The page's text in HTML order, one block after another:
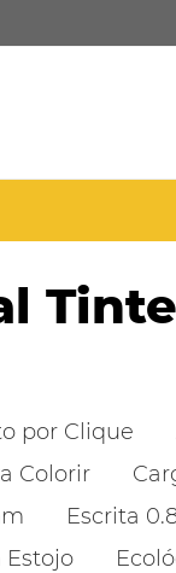
por Clique
Colorir
Escrita
Estojo